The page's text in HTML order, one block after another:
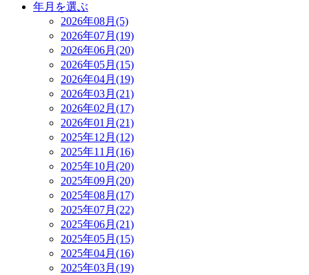
年月を選ぶ
2026年08月(5)
2026年07月(19)
2026年06月(20)
2026年05月(15)
2026年04月(19)
2026年03月(21)
2026年02月(17)
2026年01月(21)
2025年12月(12)
2025年11月(16)
2025年10月(20)
2025年09月(20)
2025年08月(17)
2025年07月(22)
2025年06月(21)
2025年05月(15)
2025年04月(16)
2025年03月(19)